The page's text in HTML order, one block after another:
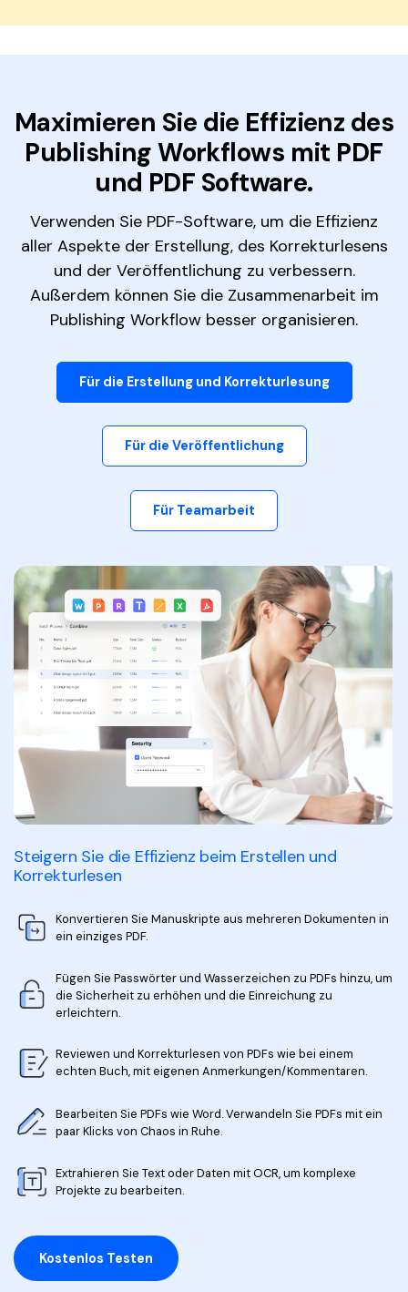
Maximieren Sie die Effizienz des
Publishing Workflows mit PDF
und PDF Software.
Verwenden Sie PDF-Software, um die Effizienz
aller Aspekte der Erstellung, des Korrekturlesens
und der Veröffentlichung zu verbessern.
Außerdem können Sie die Zusammenarbeit im
Publishing Workflow besser organisieren.
Für die Erstellung und Korrekturlesung
Für die Veröffentlichung
Für Teamarbeit
Steigern Sie die Effizienz beim Erstellen und
Korrekturlesen
Konvertieren Sie Manuskripte aus mehreren Dokumenten in
ein einziges PDF.
Fügen Sie Passwörter und Wasserzeichen zu PDFs hinzu, um
die Sicherheit zu erhöhen und die Einreichung zu
erleichtern.
Reviewen und Korrekturlesen von PDFs wie bei einem
echten Buch, mit eigenen Anmerkungen/Kommentaren.
Bearbeiten Sie PDFs wie Word. Verwandeln Sie PDFs mit ein
paar Klicks von Chaos in Ruhe.
Extrahieren Sie Text oder Daten mit OCR, um komplexe
Projekte zu bearbeiten.
Kostenlos Testen